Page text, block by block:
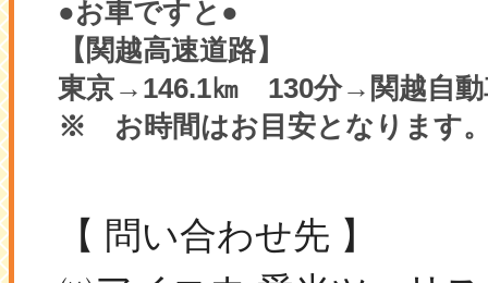
●お車ですと●
【関越高速道路】
東京→146.1㎞ 130分→関越自動
※ お時間はお目安となります
【 問い合わせ先 】